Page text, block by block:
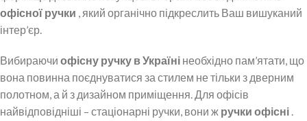
офісної ручки , який органічно підкреслить Ваш вишуканий
інтер’єр.
Вибираючи офісну ручку в Україні необхідно пам’ятати, що
вона повинна поєднуватися за стилем не тільки з дверним
полотном, а й з дизайном приміщення. Для офісів
найвідповідніші – стаціонарні ручки, вони ж ручки офісні .